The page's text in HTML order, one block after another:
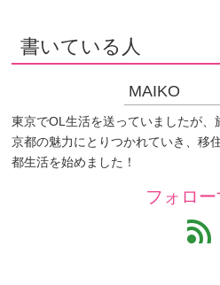
書いている人
MAIKO
東京でOL生活を送っていましたが、
京都の魅力にとりつかれていき、移
都生活を始めました！
フォロー
feed